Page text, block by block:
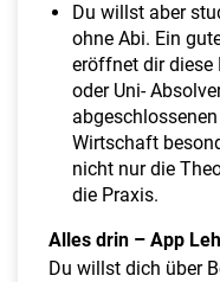
Du willst aber
ohne Abi. Ein
eröffnet dir diese
oder Uni-
Wirtschaft
nicht nur die
die Praxis.
Alles drin – App
Du willst dich über